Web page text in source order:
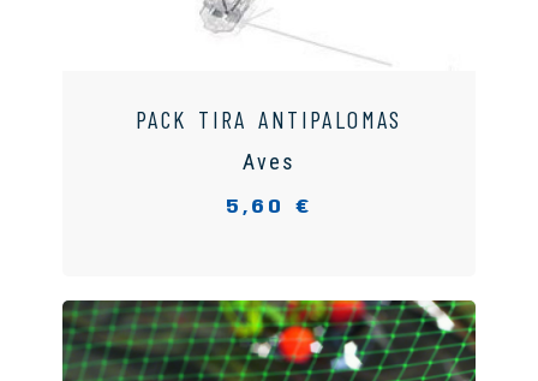
PACK TIRA ANTIPALOMAS
Aves
5,60 €